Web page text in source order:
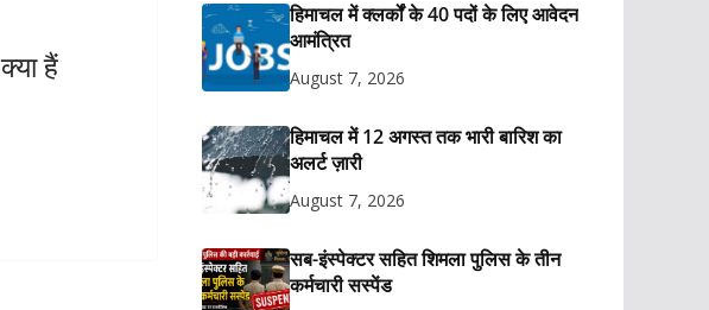
हैं
हिमाचल में क्लर्कों के 40 पदों के लिए आवेदन
आमंत्रित
August 7, 2026
हिमाचल में 12 अगस्त तक भारी बारिश का
अलर्ट ज़ारी
August 7, 2026
सब-इंस्पेक्टर सहित शिमला पुलिस के तीन
कर्मचारी सस्पेंड